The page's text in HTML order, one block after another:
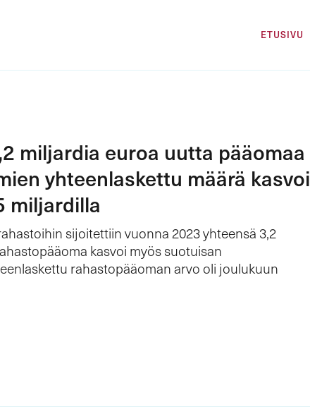
ETUSIVU
miljardia euroa uutta pääomaa
yhteenlaskettu määrä kasvoi
miljardilla
sijoitettiin vuonna 2023 yhteensä 3,2
kasvoi myös suotuisan
rahastopääoman arvo oli joulukuun